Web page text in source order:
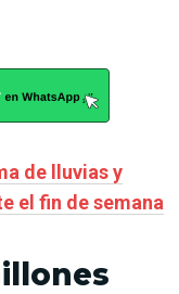
de lluvias y
el fin de semana